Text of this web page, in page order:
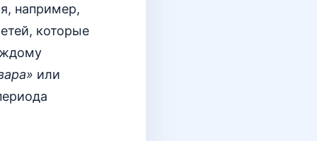
например,
которые
или